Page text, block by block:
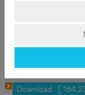
Hier ist der Text
"Gaming - wo der
Download [